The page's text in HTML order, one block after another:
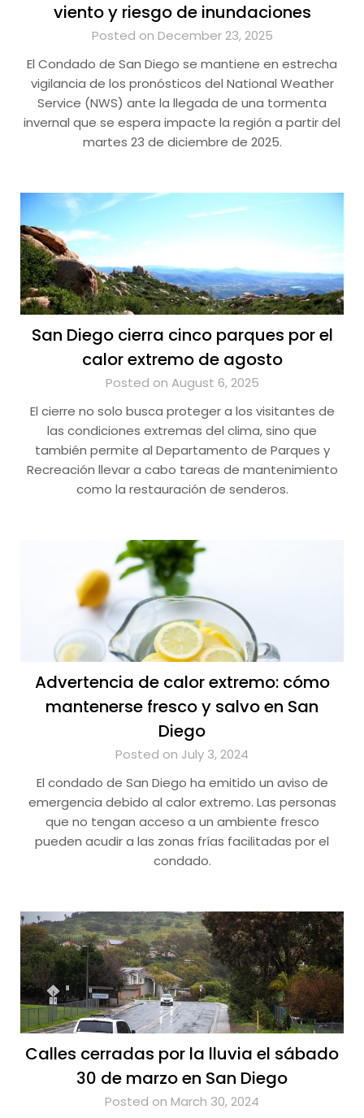
viento y riesgo de inundaciones
Posted on December 23, 2025
El Condado de San Diego se mantiene en estrecha
vigilancia de los pronósticos del National Weather
Service (NWS) ante la llegada de una tormenta
invernal que se espera impacte la región a partir del
martes 23 de diciembre de 2025.
San Diego cierra cinco parques por el
calor extremo de agosto
Posted on August 6, 2025
El cierre no solo busca proteger a los visitantes de
las condiciones extremas del clima, sino que
también permite al Departamento de Parques y
Recreación llevar a cabo tareas de mantenimiento
como la restauración de senderos.
Advertencia de calor extremo: cómo
mantenerse fresco y salvo en San
Diego
Posted on July 3, 2024
El condado de San Diego ha emitido un aviso de
emergencia debido al calor extremo. Las personas
que no tengan acceso a un ambiente fresco
pueden acudir a las zonas frías facilitadas por el
condado.
Calles cerradas por la lluvia el sábado
30 de marzo en San Diego
Posted on March 30, 2024